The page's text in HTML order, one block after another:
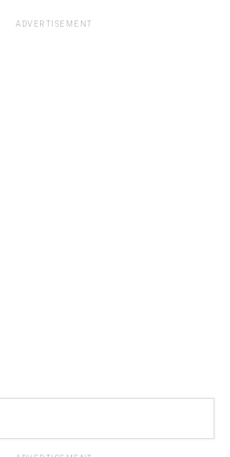
ADVERTISEMENT